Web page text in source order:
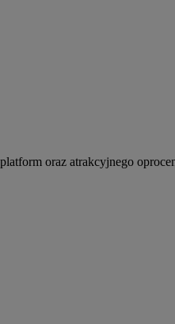
oraz atrakcyjnego